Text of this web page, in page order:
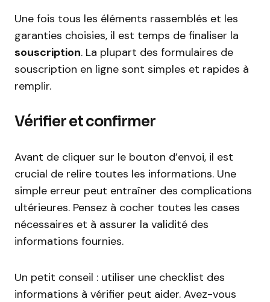
Une fois tous les éléments rassemblés et les
garanties choisies, il est temps de finaliser la
souscription. La plupart des formulaires de
souscription en ligne sont simples et rapides à
remplir.
Vérifier et confirmer
Avant de cliquer sur le bouton d’envoi, il est
crucial de relire toutes les informations. Une
simple erreur peut entraîner des complications
ultérieures. Pensez à cocher toutes les cases
nécessaires et à assurer la validité des
informations fournies.
Un petit conseil : utiliser une checklist des
informations à vérifier peut aider. Avez-vous